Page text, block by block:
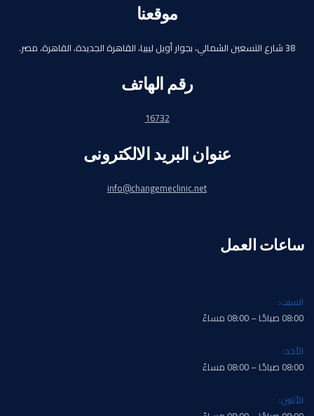
موقعنا
38 شارع التسعين الشمالي، بجوار أويل ليبيا، القاهرة الجديدة، القاهرة، مصر.
رقم الهاتف
16732
عنوان البريد الالكترونى
info@changemeclinic.net
ساعات العمل
السبت:
08:00 صباحًا – 08:00 مساءً
الأحد:
08:00 صباحًا – 08:00 مساءً
الأثنين: